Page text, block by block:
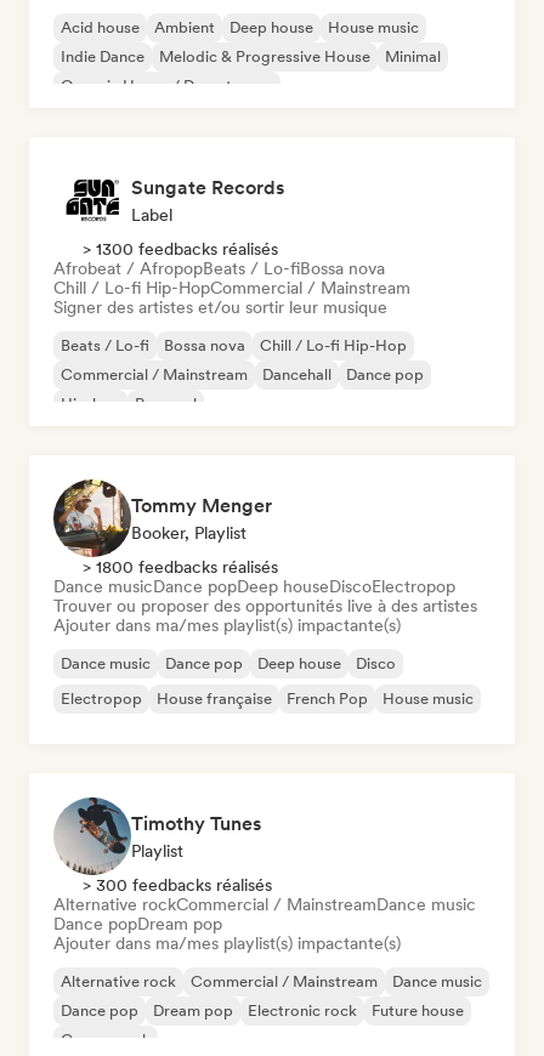
Acid house Ambient Deep house
House music
Indie Dance
Melodic & Progressive House
Minimal
Organic House / Downtempo
Sungate Records
Label
> 1300 feedbacks réalisés
Afrobeat / AfropopBeats / Lo-fiBossa nova
Chill / Lo-fi Hip-HopCommercial / Mainstream
Signer des artistes et/ou sortir leur musique
Beats / Lo-fi Bossa nova
Chill / Lo-fi Hip-Hop
Commercial / Mainstream
Dancehall
Dance pop
Hip-hop
Pop soul
Tommy Menger
Booker, Playlist
> 1800 feedbacks réalisés
Dance musicDance popDeep houseDiscoElectropop
Trouver ou proposer des opportunités live à des artistes
Ajouter dans ma/mes playlist(s) impactante(s)
Dance music Dance pop Deep house
Disco
Electropop
House française French Pop House music
Timothy Tunes
Playlist
> 300 feedbacks réalisés
Alternative rockCommercial / MainstreamDance music
Dance popDream pop
Ajouter dans ma/mes playlist(s) impactante(s)
Alternative rock Commercial / Mainstream
Dance music
Dance pop
Dream pop Electronic rock
Future house
Garage rock